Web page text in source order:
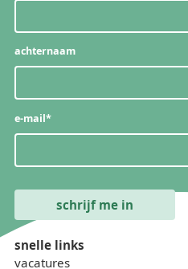
achternaam
e-mail*
snelle links
vacatures